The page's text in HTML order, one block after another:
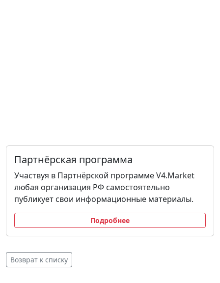
Партнёрская программа
Участвуя в Партнёрской программе V4.Market
любая организация РФ самостоятельно
публикует свои информационные материалы.
Подробнее
Возврат к списку